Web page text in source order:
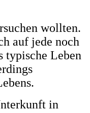
wollten.
auf jede noch
typische Leben
in